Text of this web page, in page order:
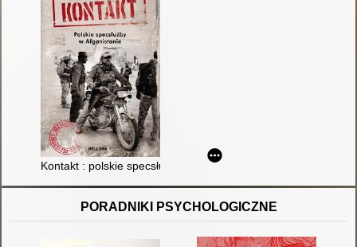
Kontakt : polskie specsłużby w Afganistanie
PORADNIKI PSYCHOLOGICZNE